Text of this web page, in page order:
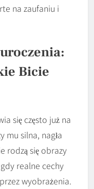
na zaufaniu i
Bicie
się często już na
mu silna, nagła
rodzą się obrazy
realne cechy
wyobrażenia.